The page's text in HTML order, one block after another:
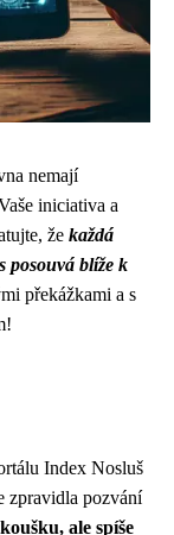
nemají
iniciativa a
že každá
posouvá blíže k
překážkami a s
Index Nosluš
zpravidla pozvání
ale spíše